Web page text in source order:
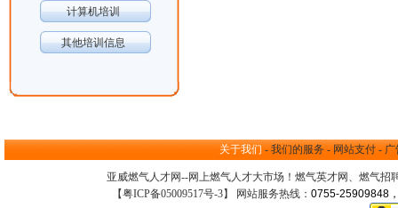
计算机培训
其他培训信息
关于我们 - 我们的服务 - 网站支付- 广
亚威燃气人才网--网上燃气人才大市场 ！ 燃气英才网 、 燃气招
【粤ICP备05009517号-3】 网站服务热线： 0755-25909848